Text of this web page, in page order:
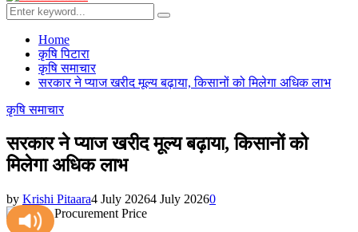
Menu
Search
for:
Search
Home
कृषि पिटारा
कृषि समाचार
सरकार ने प्याज खरीद मूल्य बढ़ाया, किसानों को मिलेगा अधिक लाभ
कृषि समाचार
सरकार ने प्याज खरीद मूल्य बढ़ाया, किसानों को
मिलेगा अधिक लाभ
by Krishi Pitaara4 July 20264 July 20260